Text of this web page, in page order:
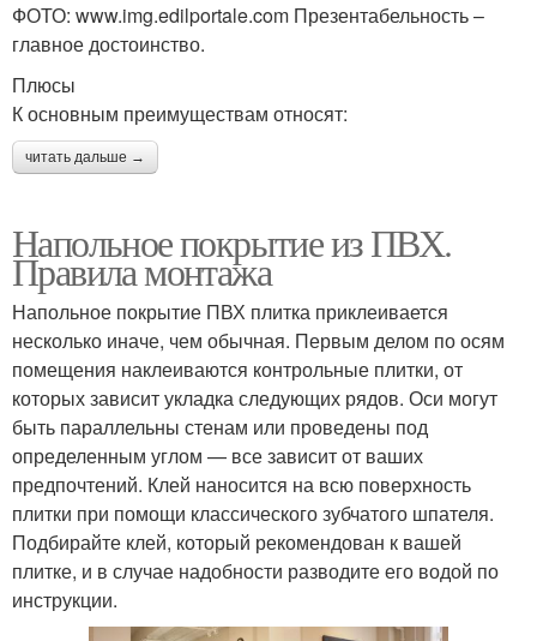
ФОТО: www.img.edilportale.com Презентабельность –
главное достоинство.
Плюсы
К основным преимуществам относят:
читать дальше →
Напольное покрытие из ПВХ.
Правила монтажа
Напольное покрытие ПВХ плитка приклеивается
несколько иначе, чем обычная. Первым делом по осям
помещения наклеиваются контрольные плитки, от
которых зависит укладка следующих рядов. Оси могут
быть параллельны стенам или проведены под
определенным углом — все зависит от ваших
предпочтений. Клей наносится на всю поверхность
плитки при помощи классического зубчатого шпателя.
Подбирайте клей, который рекомендован к вашей
плитке, и в случае надобности разводите его водой по
инструкции.